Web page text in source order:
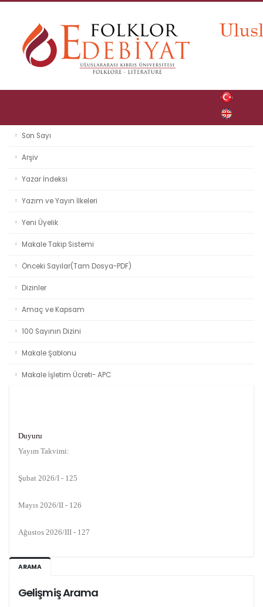
Son Sayı
Arşiv
Yazar İndeksi
Yazım ve Yayın İlkeleri
Yeni Üyelik
Makale Takip Sistemi
Önceki Sayılar(Tam Dosya-PDF)
Dizinler
Amaç ve Kapsam
100 Sayının Dizini
Makale Şablonu
Makale İşletim Ücreti- APC
Yayım Takvimi:
Web sitemizde yapılan güncellemeler nedeniyle
ARAMA
Gelişmiş Arama